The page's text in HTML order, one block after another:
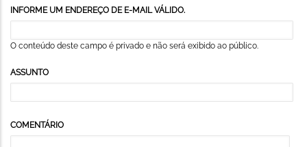
INFORME UM ENDEREÇO DE E-MAIL VÁLIDO.
O conteúdo deste campo é privado e não será exibido ao público.
ASSUNTO
COMENTÁRIO